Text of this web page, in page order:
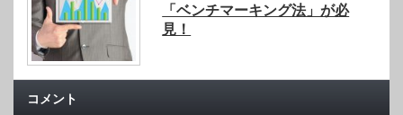
「ベンチマーキング法」が必
見！
コメント